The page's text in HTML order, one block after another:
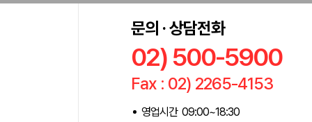
문의 · 상담전화
02) 500-5900
Fax : 02) 2265-4153
영업시간 09:00~18:30